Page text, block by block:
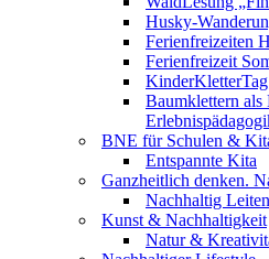
Husky-
Ferienfreizeiten
Ferienfreizeit
Baumklettern als
BNE für Schulen &
Entspannte Kita
Ganzheitlich denken.
Nachhaltig
Kunst & Nachhaltigkeit
Natur &